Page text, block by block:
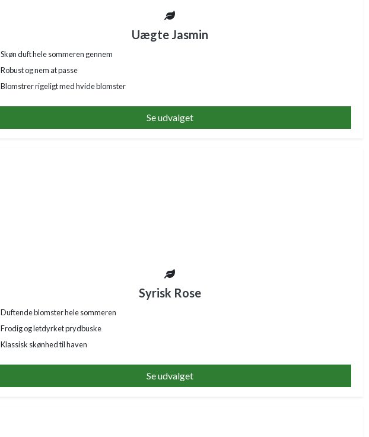
Uægte Jasmin
Skøn duft hele sommeren gennem
Robust og nem at passe
Blomstrer rigeligt med hvide blomster
Se udvalget
Syrisk Rose
Duftende blomster hele sommeren
Frodig og letdyrket prydbuske
Klassisk skønhed til haven
Se udvalget